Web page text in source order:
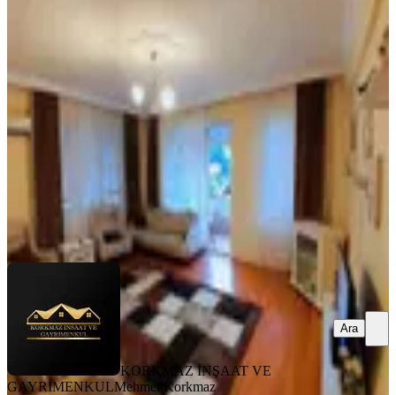
Alanya Kızlar Pınarı Mah Cleopatra
Alanya, Kızlar Pınarı Mahallesi
· 125 m² 1. Kat·13.05.2026
35.000 ₺
KORKMAZ İNŞAAT VE GAYRİMENKUL
KORKMAZ İNŞAAT VE
GAYRİMENKULMehmet Korkmaz
Ara